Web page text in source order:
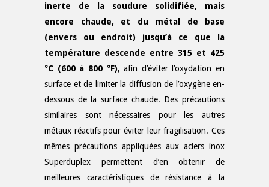
inerte de la soudure solidifiée, mais
encore chaude, et du métal de base
(envers ou endroit) jusqu’à ce que la
température descende entre 315 et 425
°C (600 à 800 °F), afin d’éviter l’oxydation en
surface et de limiter la diffusion de l’oxygène en-
dessous de la surface chaude. Des précautions
similaires sont nécessaires pour les autres
métaux réactifs pour éviter leur fragilisation. Ces
mêmes précautions appliquées aux aciers inox
Superduplex permettent d’en obtenir de
meilleures caractéristiques de résistance à la